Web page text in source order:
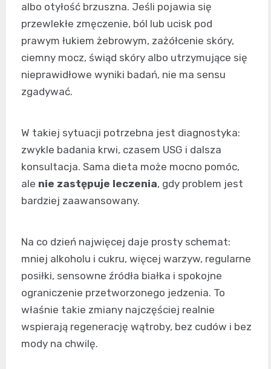
albo otyłość brzuszna. Jeśli pojawia się
przewlekłe zmęczenie, ból lub ucisk pod
prawym łukiem żebrowym, zażółcenie skóry,
ciemny mocz, świąd skóry albo utrzymujące się
nieprawidłowe wyniki badań, nie ma sensu
zgadywać.
W takiej sytuacji potrzebna jest diagnostyka:
zwykle badania krwi, czasem USG i dalsza
konsultacja. Sama dieta może mocno pomóc,
ale nie zastępuje leczenia, gdy problem jest
bardziej zaawansowany.
Na co dzień najwięcej daje prosty schemat:
mniej alkoholu i cukru, więcej warzyw, regularne
posiłki, sensowne źródła białka i spokojne
ograniczenie przetworzonego jedzenia. To
właśnie takie zmiany najczęściej realnie
wspierają regenerację wątroby, bez cudów i bez
mody na chwilę.